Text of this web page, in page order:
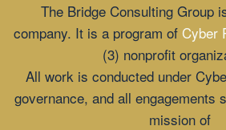
The Bridge Consulting Group
company. It is a program of Cyber
(3) nonprofit
All work is conducted under
governance, and all engagements
mission of